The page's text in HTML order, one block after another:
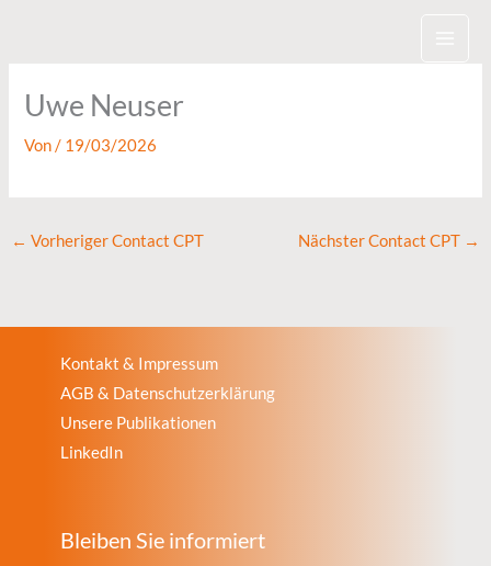
Uwe Neuser
Von/ 19/03/2026
← Vorheriger Contact CPT Nächster Contact CPT →
Kontakt & Impressum
AGB & Datenschutzerklärung
Unsere Publikationen
LinkedIn
Bleiben Sie informiert